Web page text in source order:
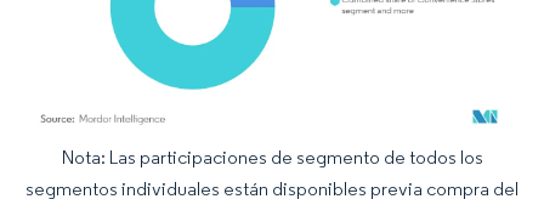
Imagen © Mordor Intelligence. El uso requiere atribución según CC BY 4.0.
Nota: Las participaciones de segmento de todos los
segmentos individuales están disponibles previa compra del